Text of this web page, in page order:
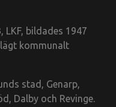
LKF, bildades 1947
kommunalt
stad, Genarp,
Dalby och Revinge.